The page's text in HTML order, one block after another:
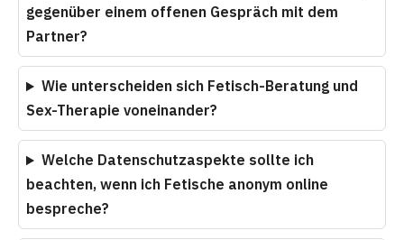
gegenüber einem offenen Gespräch mit dem
Partner?
Wie unterscheiden sich Fetisch-Beratung und
Sex-Therapie voneinander?
Welche Datenschutzaspekte sollte ich
beachten, wenn ich Fetische anonym online
bespreche?